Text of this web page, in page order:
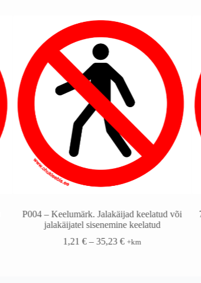
P004 – Keelumärk. Jalakäijad keelatud või
jalakäijatel sisenemine keelatud
1,21€ – 35,23€ +km